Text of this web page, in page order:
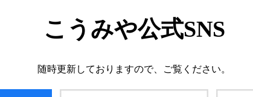
こうみや公式SNS
随時更新しておりますので、 ご覧ください。